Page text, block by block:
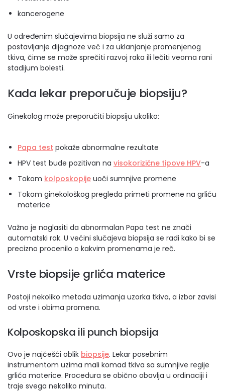
kancerogene
U određenim slučajevima biopsija ne služi samo za
postavljanje dijagnoze već i za uklanjanje promenjenog
tkiva, čime se može sprečiti razvoj raka ili lečiti veoma rani
stadijum bolesti.
Kada lekar preporučuje biopsiju?
Ginekolog može preporučiti biopsiju ukoliko:
Papa test pokaže abnormalne rezultate
HPV test bude pozitivan na visokorizične tipove HPV-a
Tokom kolposkopije uoči sumnjive promene
Tokom ginekološkog pregleda primeti promene na grliću
materice
Važno je naglasiti da abnormalan Papa test ne znači
automatski rak. U većini slučajeva biopsija se radi kako bi se
precizno procenilo o kakvim promenama je reč.
Vrste biopsije grlića materice
Postoji nekoliko metoda uzimanja uzorka tkiva, a izbor zavisi
od vrste i obima promena.
Kolposkopska ili punch biopsija
Ovo je najčešći oblik biopsije. Lekar posebnim
instrumentom uzima mali komad tkiva sa sumnjive regije
grlića materice. Procedura se obično obavlja u ordinaciji i
traje svega nekoliko minuta.